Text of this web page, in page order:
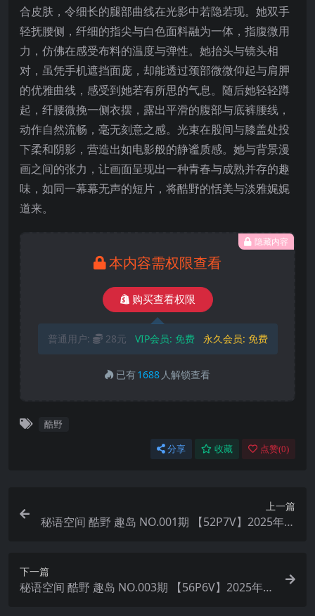
合皮肤，令细长的腿部曲线在光影中若隐若现。她双手
轻抚腰侧，纤细的指尖与白色面料融为一体，指腹微用
力，仿佛在感受布料的温度与弹性。她抬头与镜头相
对，虽凭手机遮挡面庞，却能透过颈部微微仰起与肩胛
的优雅曲线，感受到她若有所思的气息。随后她轻轻蹲
起，纤腰微挽一侧衣摆，露出平滑的腹部与底裤腰线，
动作自然流畅，毫无刻意之感。光束在股间与膝盖处投
下柔和阴影，营造出如电影般的静谧质感。她与背景漫
画之间的张力，让画面呈现出一种青春与成熟并存的趣
味，如同一幕幕无声的短片，将酷野的恬美与淡雅娓娓
道来。
隐藏内容
本内容需权限查看
购买查看权限
普通用户: 28元 VIP会员: 免费 永久会员: 免费
已有1688 人解锁查看
酷野
分享 收藏 点赞(0)
上一篇
秘语空间 酷野 趣岛 NO.001期 【52P7V】2025年最
下一篇
秘语空间 酷野 趣岛 NO.003期 【56P6V】2025年最